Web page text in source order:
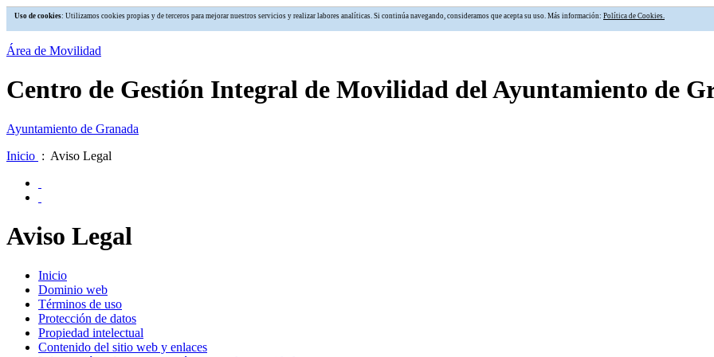
Uso de cookies: Utilizamos cookies propias y de terceros para mejorar nuestros servicios y realizar labores analíticas. Si continúa navegando, consideramos que acepta su uso. Más información: Política de Cookies.
Área de Movilidad
Centro de Gestión Integral de Movilidad del Ayuntamiento de
Ayuntamiento de Granada
Inicio : Aviso Legal
Aviso Legal
Inicio
Dominio web
Términos de uso
Protección de datos
Propiedad intelectual
Contenido del sitio web y enlaces